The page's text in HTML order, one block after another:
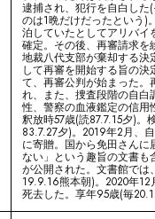
逮捕され、犯行を自白した
のは1晩だけだったという)
泊していたとしてアリバイ
確定。その後、再審請求を
地裁八代支部が棄却する決
して再審を開始する旨の決
て、再審公判が始まった。
れ、また、捜査段階の自白
性、警察の血液鑑定の信用
釈放時57歳(読87.7.15夕)。
83.7.27夕)。2019年2月、
に寄贈。国から免田さんに
ない」という趣旨の文書も
が公開された。文書館では
19.9.16熊本朝)。2020年12
死去した。享年95歳(毎